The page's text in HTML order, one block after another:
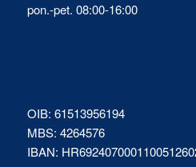
pon.-pet. 08:00-16:00
OIB: 61513956194
MBS: 4264576
IBAN: